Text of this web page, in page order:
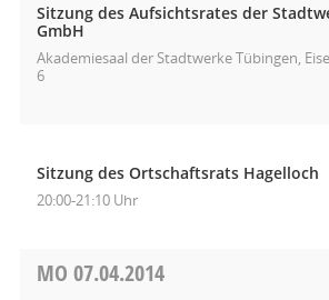
Sitzung des Aufsichtsrates der
GmbH
Akademiesaal der Stadtwerke Tübingen,
6
Sitzung des Ortschaftsrats Hagelloch
20:00-21:10 Uhr
MO 07.04.2014